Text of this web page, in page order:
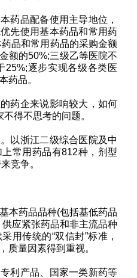
药品配备使用主导地位，
先使用基本药品和常用药
品和常用药品的采购金额
额的50%;三级乙等医院不
25%;逐步实现各级各类医
药品。
药企来说影响较大，如何
得不思考的问题。
以浙江二级综合医院及中
常用药品有812种，剂型
竞争。
本药品品种(包括基低药品
应紧张药品和非主流品种
用传统的“双信封”标准，
质量因素得到重视。
利产品、国家一类新药等